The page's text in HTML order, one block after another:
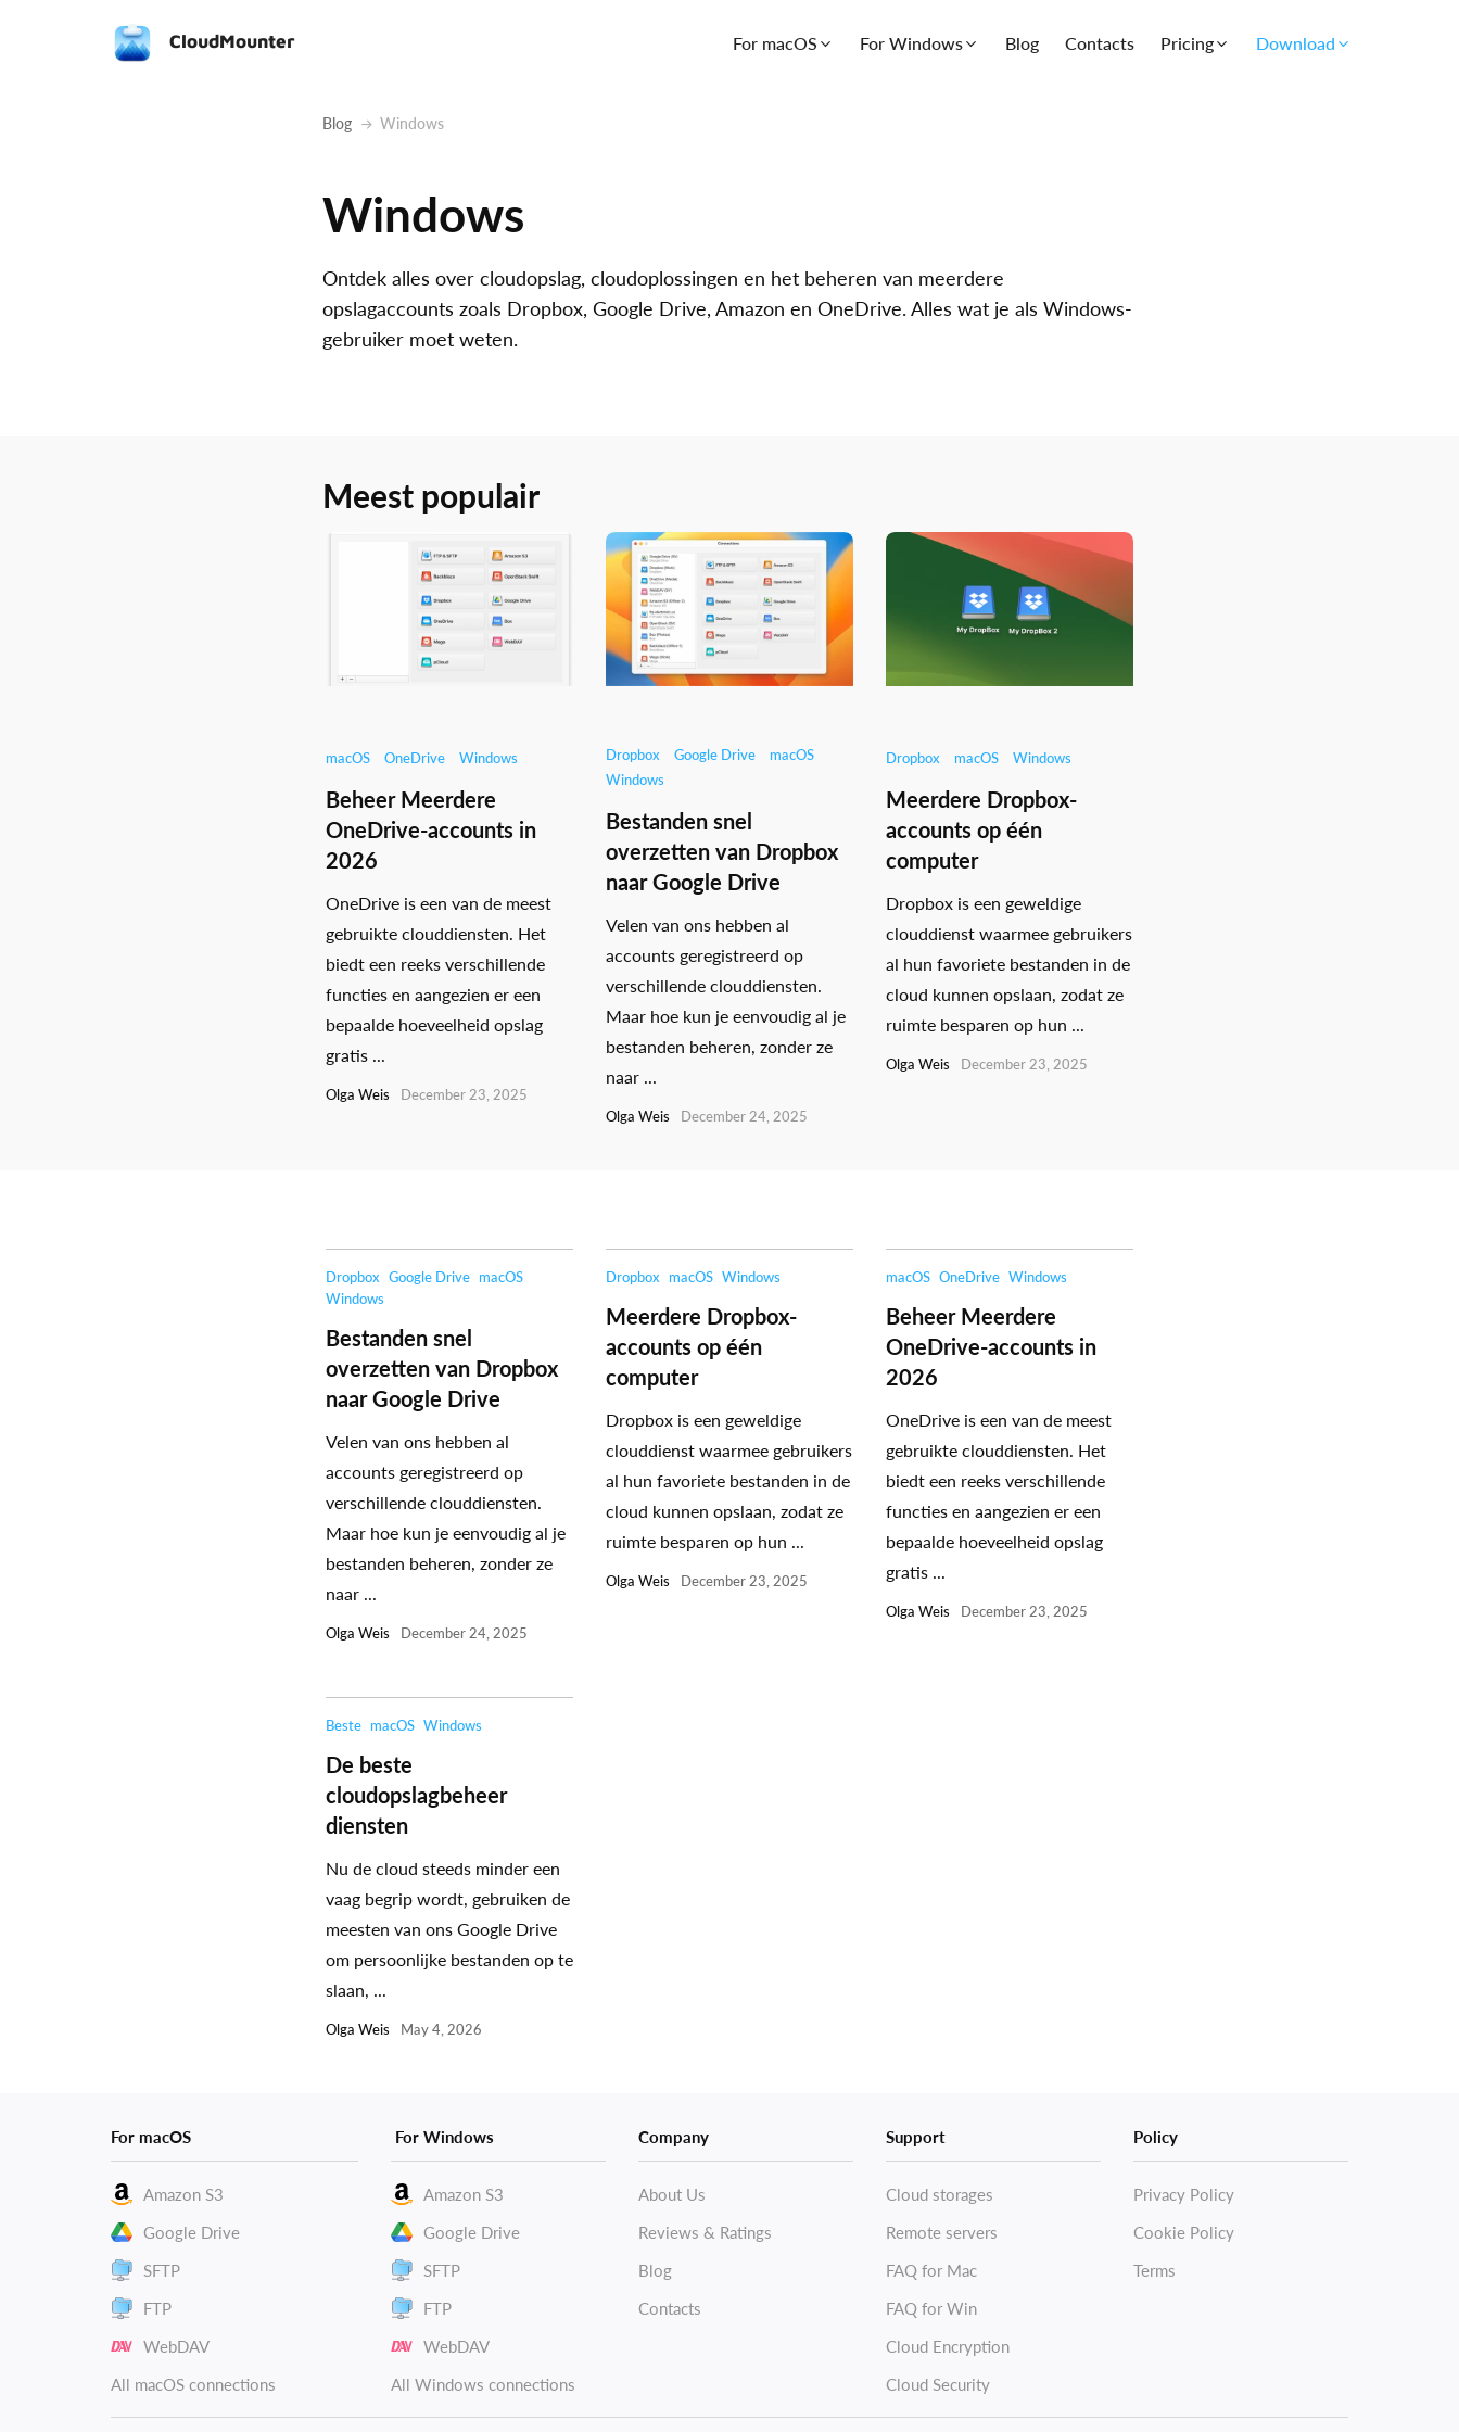
CloudMounter For macOS For Windows Blog Contacts Pricing Download
Blog Windows
Windows
Ontdek alles over cloudopslag, cloudoplossingen en het beheren van meerdere
opslagaccounts zoals Dropbox, Google Drive, Amazon en OneDrive. Alles wat je als Windows-
gebruiker moet weten.
Meest populair
macOS OneDrive Windows
Beheer Meerdere
OneDrive-accounts in
2026
OneDrive is een van de meest
gebruikte clouddiensten. Het
biedt een reeks verschillende
functies en aangezien er een
bepaalde hoeveelheid opslag
gratis ...
Olga Weis December 23, 2025
Dropbox Google Drive
macOS
Windows
Bestanden snel
overzetten van Dropbox
naar Google Drive
Velen van ons hebben al
accounts geregistreerd op
verschillende clouddiensten.
Maar hoe kun je eenvoudig al je
bestanden beheren, zonder ze
naar ...
Olga Weis December 24, 2025
Dropbox macOS Windows
Meerdere Dropbox-
accounts op één
computer
Dropbox is een geweldige
clouddienst waarmee gebruikers
al hun favoriete bestanden in de
cloud kunnen opslaan, zodat ze
ruimte besparen op hun ...
Olga Weis December 23, 2025
Dropbox Google Drive macOS
Windows
Bestanden snel
overzetten van Dropbox
naar Google Drive
Velen van ons hebben al
accounts geregistreerd op
verschillende clouddiensten.
Maar hoe kun je eenvoudig al je
bestanden beheren, zonder ze
naar ...
Olga Weis December 24, 2025
Dropbox macOS Windows
Meerdere Dropbox-
accounts op één
computer
Dropbox is een geweldige
clouddienst waarmee gebruikers
al hun favoriete bestanden in de
cloud kunnen opslaan, zodat ze
ruimte besparen op hun ...
Olga Weis December 23, 2025
macOS OneDrive Windows
Beheer Meerdere
OneDrive-accounts in
2026
OneDrive is een van de meest
gebruikte clouddiensten. Het
biedt een reeks verschillende
functies en aangezien er een
bepaalde hoeveelheid opslag
gratis ...
Olga Weis December 23, 2025
Beste macOS Windows
De beste
cloudopslagbeheer
diensten
Nu de cloud steeds minder een
vaag begrip wordt, gebruiken de
meesten van ons Google Drive
om persoonlijke bestanden op te
slaan, ...
Olga Weis May 4, 2026
For macOS
Amazon S3
Google Drive
SFTP
FTP
WebDAV
All macOS connections
For Windows
Amazon S3
Google Drive
SFTP
FTP
WebDAV
All Windows connections
Company
About Us
Reviews & Ratings
Blog
Contacts
Support
Cloud storages
Remote servers
FAQ for Mac
FAQ for Win
Cloud Encryption
Cloud Security
Policy
Privacy Policy
Cookie Policy
Terms